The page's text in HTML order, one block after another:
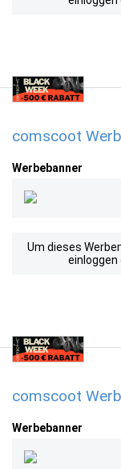
comscoot
Werbebanner
Um dieses
einloggen
comscoot
Werbebanner